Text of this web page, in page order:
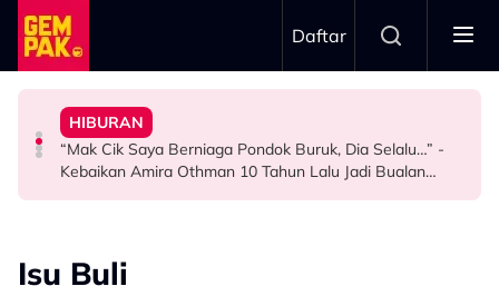
Skip to main content
Daftar
SELEBRITI
"Agak Lucah & Melampau" - Kamal Adli Tegur Video
Promosi Drama AI Di Tiktok
HIBURAN
“Mak Cik Saya Berniaga Pondok Buruk, Dia Selalu…” -
Kebaikan Amira Othman 10 Tahun Lalu Jadi Bualan
SELEBRITI
Aliff Aziz Mahu Usaha Perbaiki Diri, Percaya Jodoh Hadir
Waktu Yang Tepat - “Kalau Nak Pasangan Baik, Kita
Kena Jadi Baik…”
HIBURAN
“Kalau Dulu, Masa Mandi Selalu Nampak…” - Zoey
Rahman
Isu Buli